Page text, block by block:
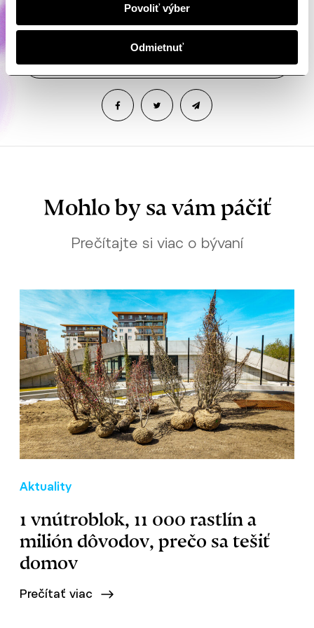
Povoliť výber
Odmietnuť
Mám záujem o bývanie
Mohlo by sa vám páčiť
Prečítajte si viac o bývaní
Aktuality
1 vnútroblok, 11 000 rastlín a
milión dôvodov, prečo sa tešiť
domov
Prečítať viac